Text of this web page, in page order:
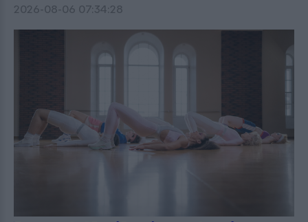
2026-08-06 07:34:28